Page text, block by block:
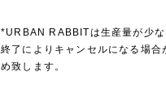
*URBAN RABBITは生産量が少
終了によりキャンセルになる場
め致します。